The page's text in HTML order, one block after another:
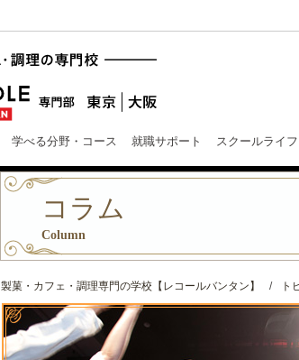
学べる分野・コース 就職サポート スクールライフ
コラム
Column
製菓・カフェ・調理専門の学校【レコールバンタン】 / ト